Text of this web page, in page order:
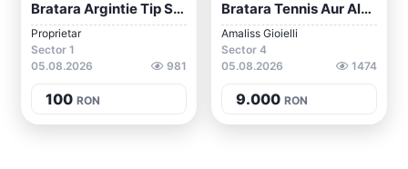
Bratara Argintie Tip Sarpe
Proprietar
Sector 1
05.08.2026
981
100 RON
Bratara Tennis Aur Alb 18 Kt Cu Diamante...
Amaliss Gioielli
Sector 4
05.08.2026
1474
9.000 RON